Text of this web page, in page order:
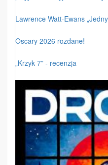
Lawrence Watt-Ewans
Oscary 2026 rozdane!
„Krzyk 7” - recenzja